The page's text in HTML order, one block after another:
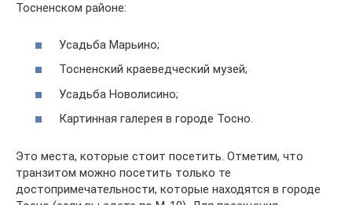
Тосненском районе:
Усадьба Марьино;
Тосненский краеведческий музей;
Усадьба Новолисино;
Картинная галерея в городе Тосно.
Это места, которые стоит посетить. Отметим, что
транзитом можно посетить только те
достопримечательности, которые находятся в городе